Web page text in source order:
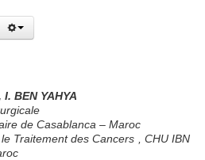
I. BEN YAHYA
de Casablanca – Maroc
Traitement des Cancers , CHU IBN